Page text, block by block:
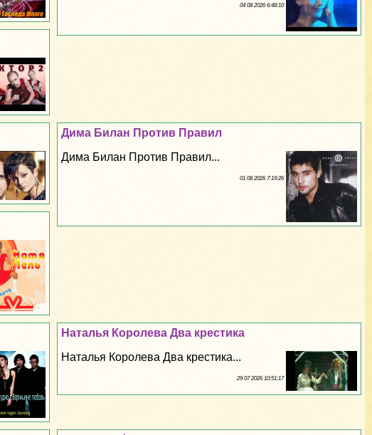
04 08 2026 6:48:10
Дима Билан Против Правил
Дима Билан Против Правил...
01 08 2026 7:19:26
Наталья Королева Два крестика
Наталья Королева Два крестика...
29 07 2026 10:51:17